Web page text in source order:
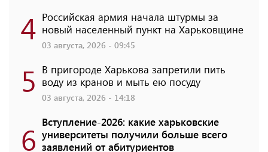
4 Российская армия начала штурмы за
новый населенный пункт на Харьковщине
03 августа, 2026 - 09:45
5 В пригороде Харькова запретили пить
воду из кранов и мыть ею посуду
03 августа, 2026 - 14:18
6 Вступление-2026: какие харьковские
университеты получили больше всего
заявлений от абитуриентов